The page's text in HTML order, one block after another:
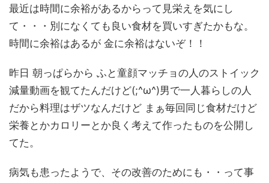
最近は時間に余裕があるからって見栄えを気にし
て・・・別になくても良い食材を買いすぎたかもな。
時間に余裕はあるが 金に余裕はないぞ！！
昨日 朝っぱらから ふと童顔マッチョの人のストイック
減量動画を観てたんだけど(;^ω^)男で一人暮らしの人
だから料理はザツなんだけど まぁ毎回同じ食材だけど
栄養とかカロリーとか良く考えて作ったものを公開し
てた。
病気も患ったようで、その改善のためにも・・って事